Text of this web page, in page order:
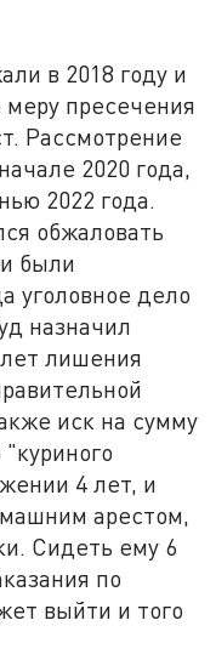
в 2018 году и
пресечения
Рассмотрение
2020 года,
2022 года.
обжаловать
были
уголовное дело
назначил
лишения
иск на сумму
4 лет, и
арестом,
Сидеть ему 6
по
выйти и того